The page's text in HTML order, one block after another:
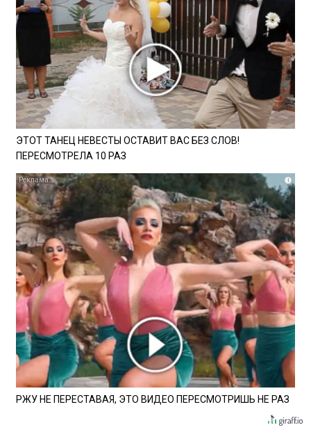
ЭТОТ ТАНЕЦ НЕВЕСТЫ ОСТАВИТ ВАС БЕЗ СЛОВ!
ПЕРЕСМОТРЕЛА 10 РАЗ
i
РЖУ НЕ ПЕРЕСТАВАЯ, ЭТО ВИДЕО ПЕРЕСМОТРИШЬ НЕ РАЗ